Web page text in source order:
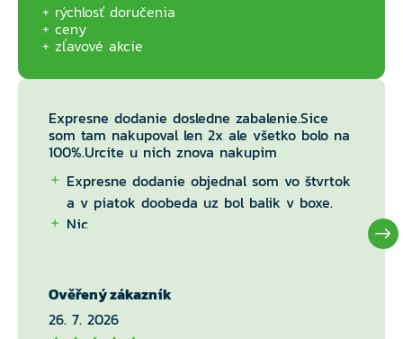
rýchlosť doručenia
ceny
zľavové akcie
Expresne dodanie dosledne zabalenie.Sice
som tam nakupoval len 2x ale všetko bolo na
100%.Urcite u nich znova nakupim
Expresne dodanie objednal som vo štvrtok
a v piatok doobeda uz bol balik v boxe.
Nic
Ověřený zákazník
26. 7. 2026